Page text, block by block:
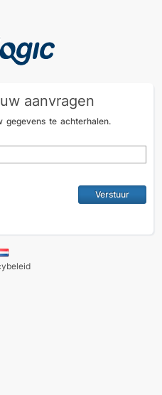
aanvragen
te achterhalen.